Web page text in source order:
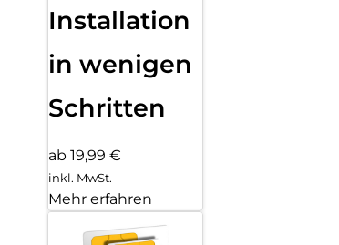
Installation
in wenigen
Schritten
ab 19,99 €
inkl. MwSt.
Mehr erfahren